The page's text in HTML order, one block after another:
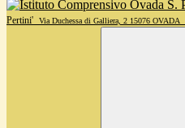
Pertini'
Via Duchessa di Galliera, 2 15076 OVADA